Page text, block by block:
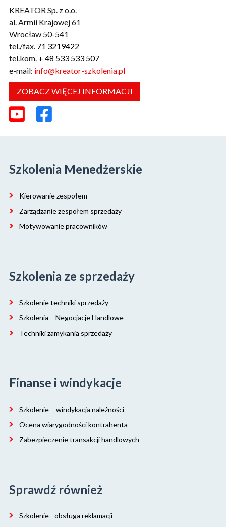
KREATOR Sp. z o.o.
al. Armii Krajowej 61
Wrocław 50-541
tel./fax. 71 3219422
tel.kom. + 48 533 533 507
e-mail: info@kreator-szkolenia.pl
ZOBACZ WIĘCEJ INFORMACJI
Szkolenia Menedżerskie
Kierowanie zespołem
Zarządzanie zespołem sprzedaży
Motywowanie pracowników
Szkolenia ze sprzedaży
Szkolenie techniki sprzedaży
Szkolenia – Negocjacje Handlowe
Techniki zamykania sprzedaży
Finanse i windykacje
Szkolenie – windykacja należności
Ocena wiarygodności kontrahenta
Zabezpieczenie transakcji handlowych
Sprawdź również
Szkolenie - obsługa reklamacji